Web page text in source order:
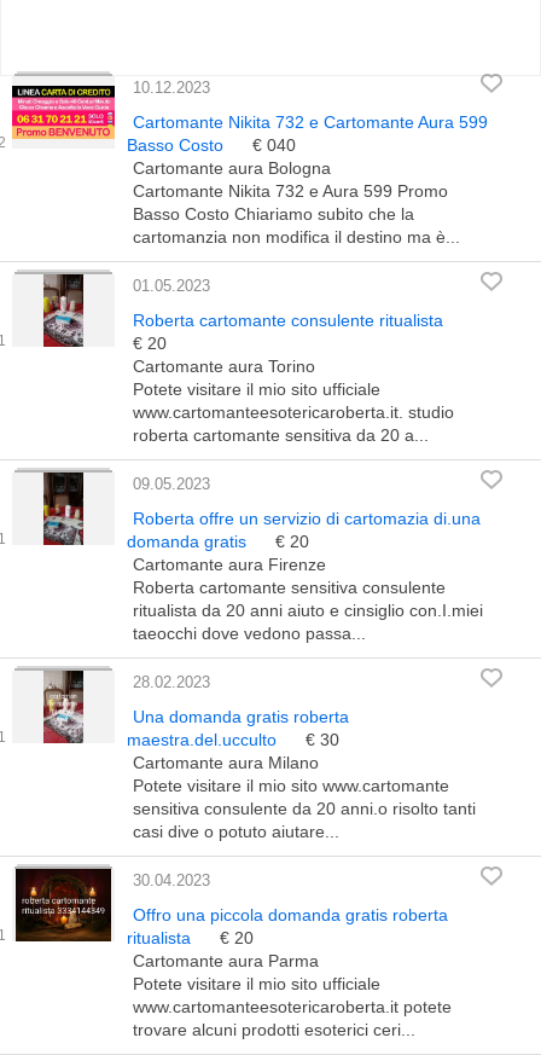
10.12.2023
Cartomante Nikita 732 e Cartomante Aura 599
Basso Costo
€ 040
Cartomante aura Bologna
Cartomante Nikita 732 e Aura 599 Promo
Basso Costo Chiariamo subito che la
cartomanzia non modifica il destino ma è...
01.05.2023
Roberta cartomante consulente ritualista
€ 20
Cartomante aura Torino
Potete visitare il mio sito ufficiale
www.cartomanteesotericaroberta.it. studio
roberta cartomante sensitiva da 20 a...
09.05.2023
Roberta offre un servizio di cartomazia di.una
domanda gratis
€ 20
Cartomante aura Firenze
Roberta cartomante sensitiva consulente
ritualista da 20 anni aiuto e cinsiglio con.I.miei
taeocchi dove vedono passa...
28.02.2023
Una domanda gratis roberta
maestra.del.ucculto
€ 30
Cartomante aura Milano
Potete visitare il mio sito www.cartomante
sensitiva consulente da 20 anni.o risolto tanti
casi dive o potuto aiutare...
30.04.2023
Offro una piccola domanda gratis roberta
ritualista
€ 20
Cartomante aura Parma
Potete visitare il mio sito ufficiale
www.cartomanteesotericaroberta.it potete
trovare alcuni prodotti esoterici ceri...